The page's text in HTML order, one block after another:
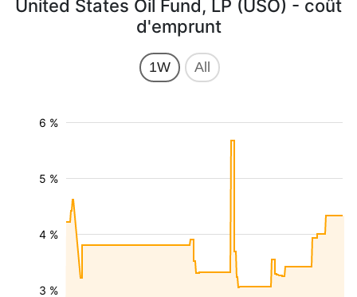
United States Oil Fund, LP (USO) - coût
d'emprunt
1W All
3 %
4 %
5 %
6 %